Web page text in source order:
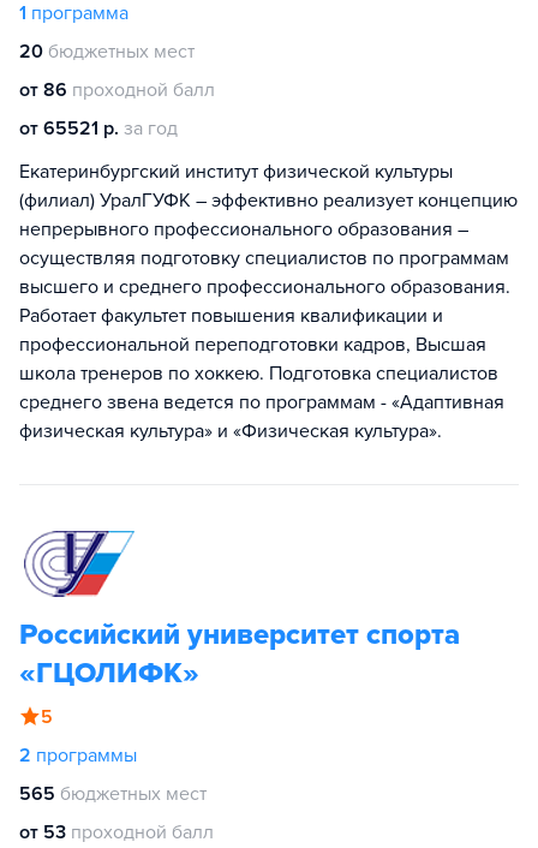
1 программа
20 бюджетных мест
от 86 проходной балл
от 65521 р. за год
Екатеринбургский институт физической культуры
(филиал) УралГУФК – эффективно реализует концепцию
непрерывного профессионального образования –
осуществляя подготовку специалистов по программам
высшего и среднего профессионального образования.
Работает факультет повышения квалификации и
профессиональной переподготовки кадров, Высшая
школа тренеров по хоккею. Подготовка специалистов
среднего звена ведется по программам - «Адаптивная
физическая культура» и «Физическая культура».
Российский университет спорта
«ГЦОЛИФК»
5
2 программы
565 бюджетных мест
от 53 проходной балл